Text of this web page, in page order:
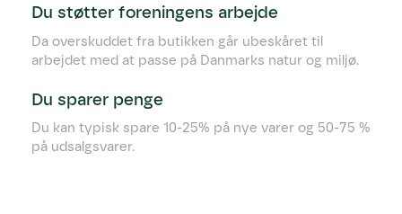
Du støtter foreningens arbejde
Da overskuddet fra butikken går ubeskåret til
arbejdet med at passe på Danmarks natur og miljø.
Du sparer penge
Du kan typisk spare 10-25% på nye varer og 50-75 %
på udsalgsvarer.